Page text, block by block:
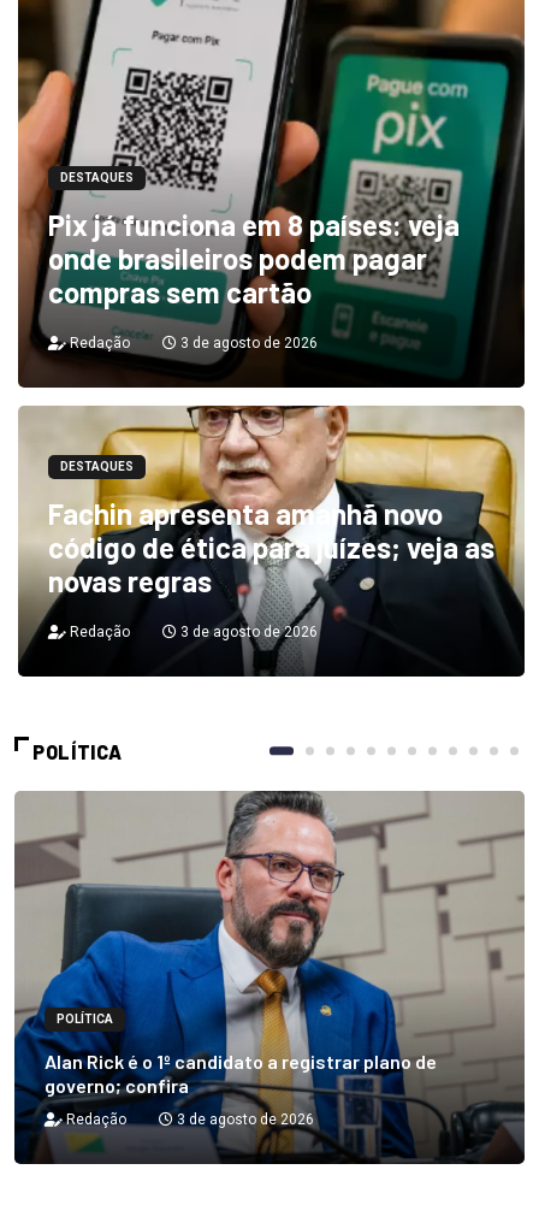
DESTAQUES
Pix já funciona em 8 países: veja
onde brasileiros podem pagar
compras sem cartão
Redação 3 de agosto de 2026
DESTAQUES
Fachin apresenta amanhã novo
código de ética para juízes; veja as
novas regras
Redação 3 de agosto de 2026
POLÍTICA
POLÍTICA
Alan Rick é o 1º candidato a registrar plano de
governo; confira
Redação 3 de agosto de 2026